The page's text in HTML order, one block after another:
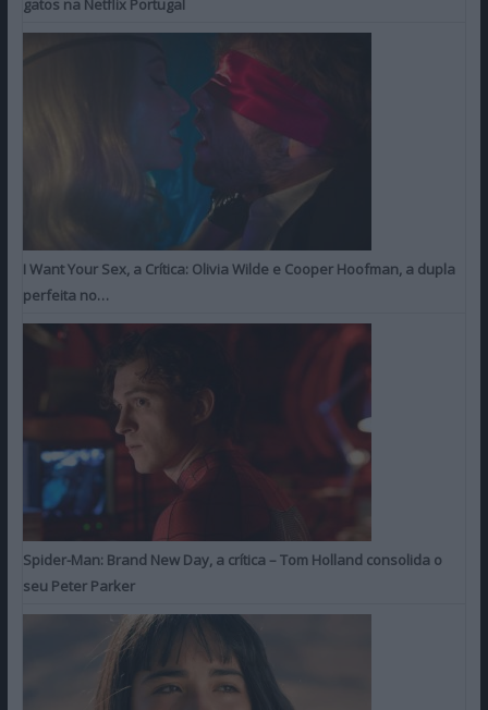
gatos na Netflix Portugal
I Want Your Sex, a Crítica: Olivia Wilde e Cooper Hoofman, a dupla
perfeita no…
Spider-Man: Brand New Day, a crítica – Tom Holland consolida o
seu Peter Parker